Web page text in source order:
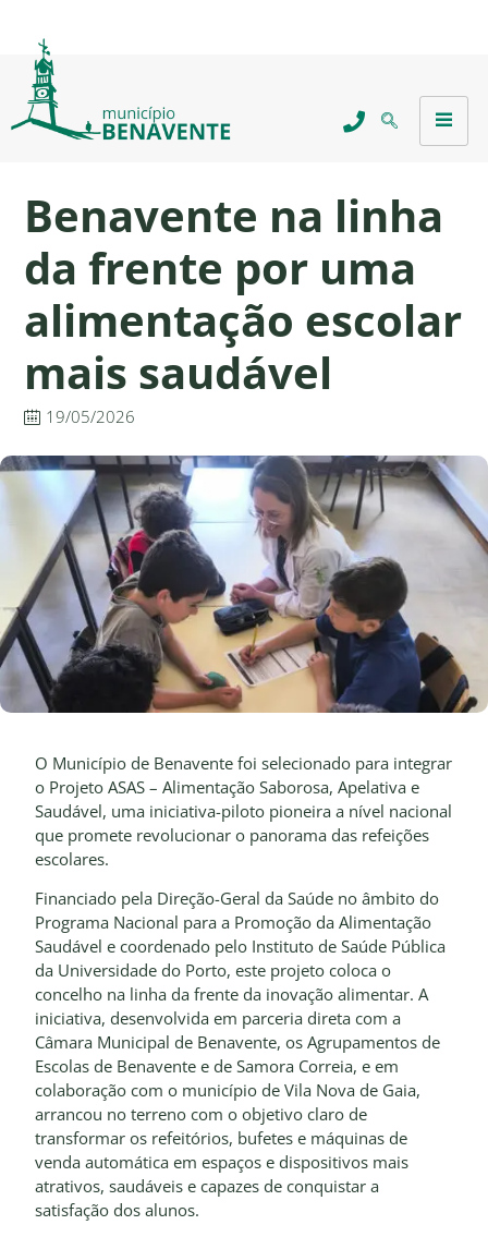
Benavente na linha
da frente por uma
alimentação escolar
mais saudável
19/05/2026
O Município de Benavente foi selecionado para integrar
o Projeto ASAS – Alimentação Saborosa, Apelativa e
Saudável, uma iniciativa-piloto pioneira a nível nacional
que promete revolucionar o panorama das refeições
escolares.
Financiado pela Direção-Geral da Saúde no âmbito do
Programa Nacional para a Promoção da Alimentação
Saudável e coordenado pelo Instituto de Saúde Pública
da Universidade do Porto, este projeto coloca o
concelho na linha da frente da inovação alimentar. A
iniciativa, desenvolvida em parceria direta com a
Câmara Municipal de Benavente, os Agrupamentos de
Escolas de Benavente e de Samora Correia, e em
colaboração com o município de Vila Nova de Gaia,
arrancou no terreno com o objetivo claro de
transformar os refeitórios, bufetes e máquinas de
venda automática em espaços e dispositivos mais
atrativos, saudáveis e capazes de conquistar a
satisfação dos alunos.